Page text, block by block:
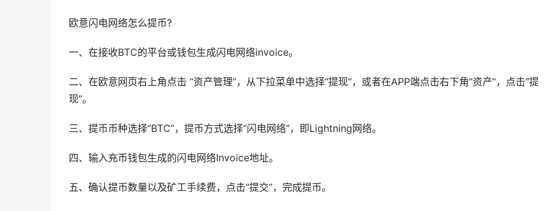
欧意闪电网络怎么提币?
一、在接收BTC的平台或钱包生成闪电网络invoice。
二、在欧意网页右上角点击 “资产管理”，从下拉菜单中选择“提现”，或者在APP端点击右下角“资产”，点击“提
现”。
三、提币币种选择“BTC”，提币方式选择“闪电网络”，即Lightning网络。
四、输入充币钱包生成的闪电网络Invoice地址。
五、确认提币数量以及矿工手续费，点击“提交”，完成提币。